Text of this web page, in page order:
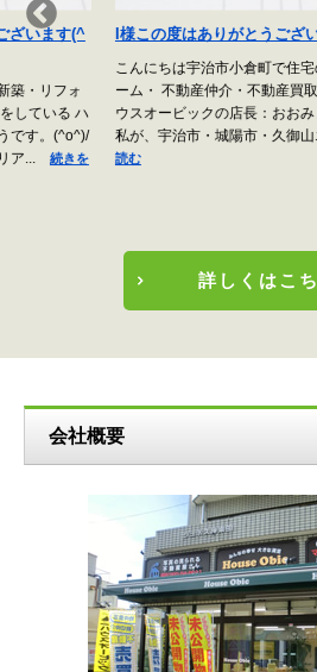
ざいます(^
築・リフォ
している ハ
です。(^o^)/
ア...
続きを
I様この度はありがとうござ
こんにちは宇治市小倉町で住
ーム・ 不動産仲介・不動産買
ウスオービックの店長：おお
私が、宇治市・城陽市・久御
読む
詳しくはこ
会社概要